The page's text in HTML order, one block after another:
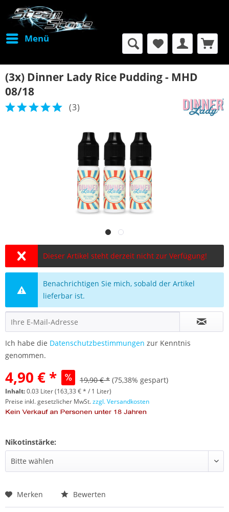
Menü
(3x) Dinner Lady Rice Pudding - MHD
08/18
(3)
Dieser Artikel steht derzeit nicht zur Verfügung!
Benachrichtigen Sie mich, sobald der Artikel
lieferbar ist.
Ich habe die Datenschutzbestimmungen zur Kenntnis
genommen.
4,90 € * 19,90 € * (75,38% gespart)
Inhalt:0.03 Liter (163,33 € * / 1 Liter)
Preise inkl. gesetzlicher MwSt.zzgl. Versandkosten
Nikotinstärke:
Merken Bewerten